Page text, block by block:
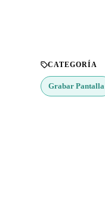
CATEGORÍA
Grabar Pantalla